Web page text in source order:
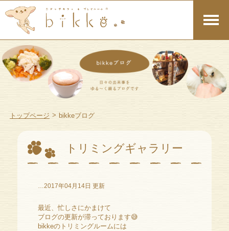
トップページ > bikkeブログ
トリミングギャラリー
…2017年04月14日 更新
最近、忙しさにかまけて
ブログの更新が滞っております😅
bikkeのトリミングルームには